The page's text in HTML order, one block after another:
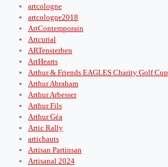
artcologne
artcologne2018
ArtContemporain
Artcurial
ARTensterben
ArtHearts
Arthur & Friends EAGLES Charity Golf Cup
Arthur Abraham
Arthur Arbesser
Arthur Fils
Arthur Géa
Artic Rally
artichauts
Artisan Partinsan
Artisanal 2024